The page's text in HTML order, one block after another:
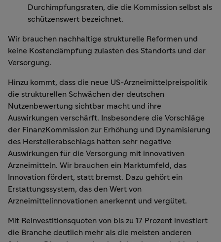
Durchimpfungsraten, die die Kommission selbst als
schützenswert bezeichnet.
Wir brauchen nachhaltige strukturelle Reformen und
keine Kostendämpfung zulasten des Standorts und der
Versorgung.
Hinzu kommt, dass die neue US-Arzneimittelpreispolitik
die strukturellen Schwächen der deutschen
Nutzenbewertung sichtbar macht und ihre
Auswirkungen verschärft. Insbesondere die Vorschläge
der FinanzKommission zur Erhöhung und Dynamisierung
des Herstellerabschlags hätten sehr negative
Auswirkungen für die Versorgung mit innovativen
Arzneimitteln. Wir brauchen ein Marktumfeld, das
Innovation fördert, statt bremst. Dazu gehört ein
Erstattungssystem, das den Wert von
Arzneimittelinnovationen anerkennt und vergütet.
Mit Reinvestitionsquoten von bis zu 17 Prozent investiert
die Branche deutlich mehr als die meisten anderen